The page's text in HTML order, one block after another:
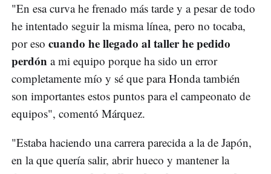
"En esa curva he frenado más tarde y a pesar de todo
he intentado seguir la misma línea, pero no tocaba,
por eso cuando he llegado al taller he pedido
perdón a mi equipo porque ha sido un error
completamente mío y sé que para Honda también
son importantes estos puntos para el campeonato de
equipos", comentó Márquez.
"Estaba haciendo una carrera parecida a la de Japón,
en la que quería salir, abrir hueco y mantener la